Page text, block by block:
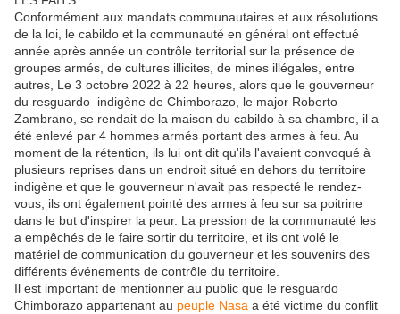
Conformément aux mandats communautaires et aux résolutions
de la loi, le cabildo et la communauté en général ont effectué
année après année un contrôle territorial sur la présence de
groupes armés, de cultures illicites, de mines illégales, entre
autres, Le 3 octobre 2022 à 22 heures, alors que le gouverneur
du resguardo indigène de Chimborazo, le major Roberto
Zambrano, se rendait de la maison du cabildo à sa chambre, il a
été enlevé par 4 hommes armés portant des armes à feu. Au
moment de la rétention, ils lui ont dit qu'ils l'avaient convoqué à
plusieurs reprises dans un endroit situé en dehors du territoire
indigène et que le gouverneur n'avait pas respecté le rendez-
vous, ils ont également pointé des armes à feu sur sa poitrine
dans le but d'inspirer la peur. La pression de la communauté les
a empêchés de le faire sortir du territoire, et ils ont volé le
matériel de communication du gouverneur et les souvenirs des
différents événements de contrôle du territoire.
Il est important de mentionner au public que le resguardo
Chimborazo appartenant au peuple Nasa a été victime du conflit